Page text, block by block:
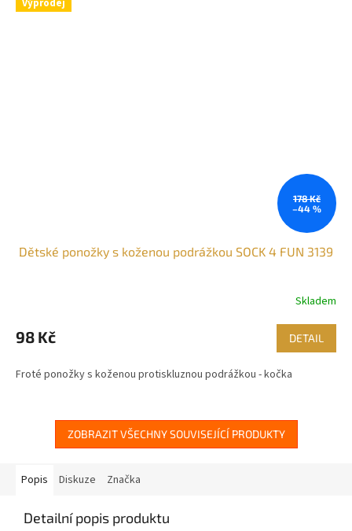
178 Kč
–44 %
Dětské ponožky s koženou podrážkou SOCK 4 FUN 3139
produktu
je
z
Skladem
98 Kč DETAIL
Froté ponožky s koženou protiskluznou podrážkou - kočka
ZOBRAZIT VŠECHNY SOUVISEJÍCÍ PRODUKTY
Popis Diskuze Značka
Detailní popis produktu